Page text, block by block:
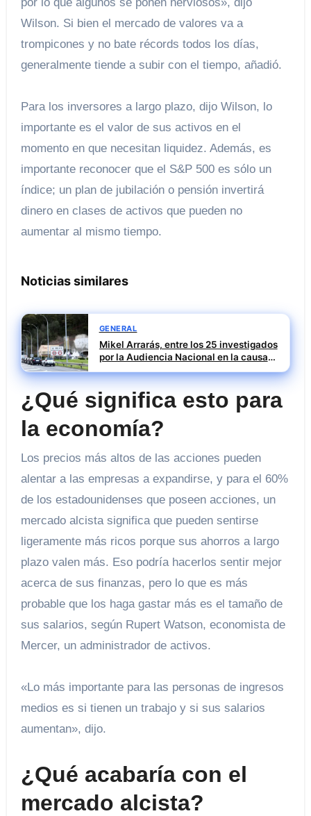
por lo que algunos se ponen nerviosos», dijo
Wilson. Si bien el mercado de valores va a
trompicones y no bate récords todos los días,
generalmente tiende a subir con el tiempo, añadió.
Para los inversores a largo plazo, dijo Wilson, lo
importante es el valor de sus activos en el
momento en que necesitan liquidez. Además, es
importante reconocer que el S&P 500 es sólo un
índice; un plan de jubilación o pensión invertirá
dinero en clases de activos que pueden no
aumentar al mismo tiempo.
Noticias similares
GENERAL
Mikel Arrarás, entre los 25 investigados
por la Audiencia Nacional en la causa
SEPI del caso Leire
¿Qué significa esto para
la economía?
Los precios más altos de las acciones pueden
alentar a las empresas a expandirse, y para el 60%
de los estadounidenses que poseen acciones, un
mercado alcista significa que pueden sentirse
ligeramente más ricos porque sus ahorros a largo
plazo valen más. Eso podría hacerlos sentir mejor
acerca de sus finanzas, pero lo que es más
probable que los haga gastar más es el tamaño de
sus salarios, según Rupert Watson, economista de
Mercer, un administrador de activos.
«Lo más importante para las personas de ingresos
medios es si tienen un trabajo y si sus salarios
aumentan», dijo.
¿Qué acabaría con el
mercado alcista?